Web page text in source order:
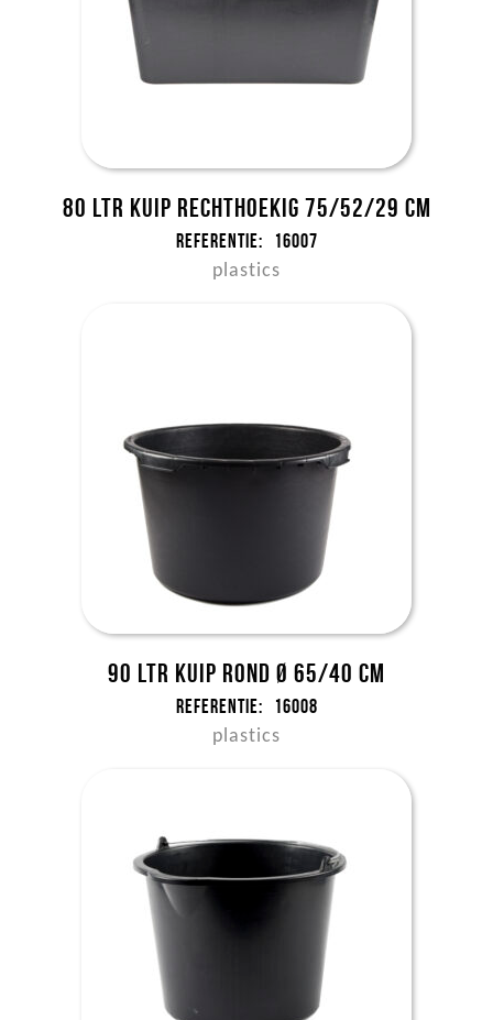
80 ltr kuip rechthoekig 75/52/29 cm
Referentie: 16007
plastics
90 ltr kuip rond Ø 65/40 cm
Referentie: 16008
plastics